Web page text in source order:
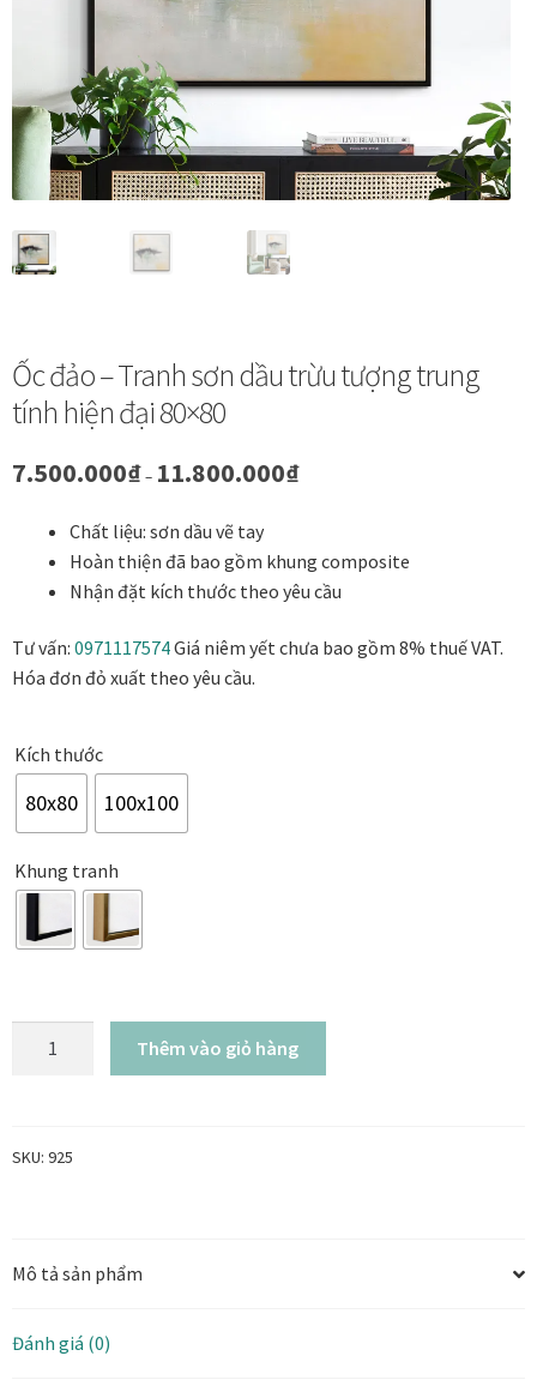
Vị trí trưng bày
BLOG
Bộ sưu tập tranh
Bộ sưu tập Mã Vương – Quà tặng doanh nghiệp
Chính Sách Đổi Trả
Chính sách đổi trả hàng
Danh Lam Collection
Hoa Xuân – Tranh sơn mài hoa
Kim Mã – Tranh sơn mài dát vàng
Liên Diệp collection
Liên Hoa – Tranh hoa sen sơn mài
Reflections by the River
Thịnh Vượng Collection
Ốc đảo – Tranh sơn dầu trừu tượng trung
tính hiện đại 80×80
7.500.000₫– 11.800.000₫Khoảng
đến
11.800.000₫
Chất liệu: sơn dầu vẽ tay
Hoàn thiện đã bao gồm khung composite
Nhận đặt kích thước theo yêu cầu
Tư vấn: 0971117574Giá niêm yết chưa bao gồm 8% thuế VAT.
Hóa đơn đỏ xuất theo yêu cầu.
Kích thước
80x80 100x100
Khung tranh
sơn
trung
hiện
Thêm vào giỏ hàng
SKU: 925
Mô tả sản phẩm
Đánh giá (0)